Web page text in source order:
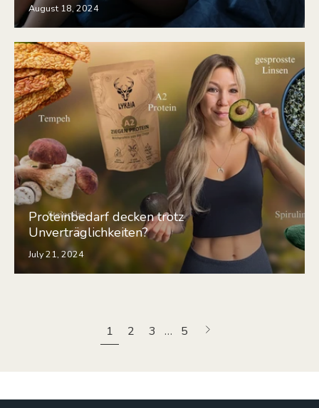
August 18, 2024
Proteinbedarf decken trotz
Unverträglichkeiten?
July 21, 2024
1 2 3 … 5
Next